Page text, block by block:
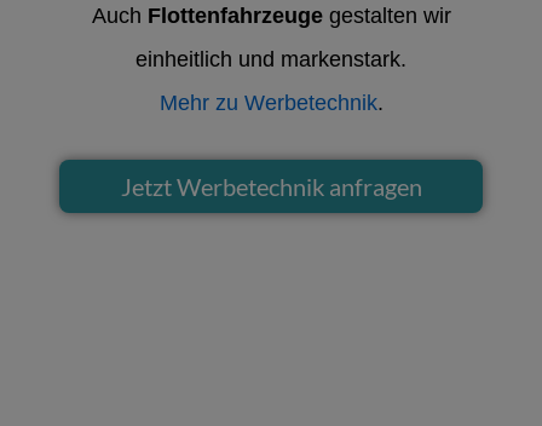
Auch Flottenfahrzeugegestalten wir
einheitlich und markenstark.
Mehr zu Werbetechnik.
Jetzt Werbetechnik anfragen